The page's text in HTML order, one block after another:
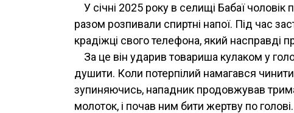
У січні 2025 року в селищі Бабаї
разом розпивали спиртні напої. Під час
крадіжці свого телефона, який насправді
За це він ударив товариша кулаком у
душити. Коли потерпілий намагався
зупиняючись, нападник продовжував
молоток, і почав ним бити жертву по голові.